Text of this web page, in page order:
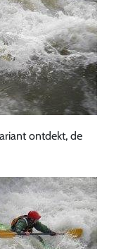
ontdekt, de